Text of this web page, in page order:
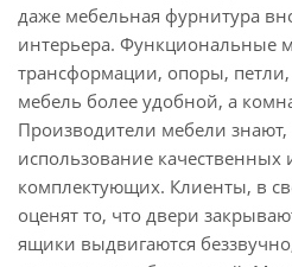
даже мебельная фурнитура
интерьера. Функциональные
трансформации, опоры,
мебель более удобной, а
Производители мебели
использование
комплектующих. Клиенты, в
оценят то, что двери
ящики выдвигаются